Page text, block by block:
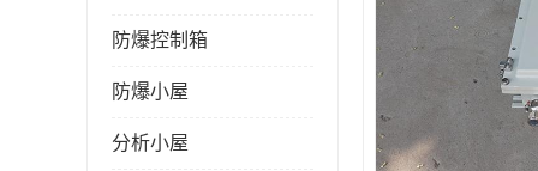
防爆控制箱
防爆小屋
分析小屋